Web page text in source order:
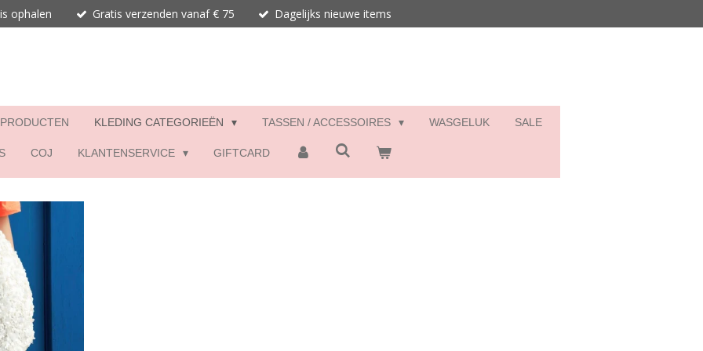
ophalen Gratis verzenden vanaf € 75 Dagelijks nieuwe items
KLEDING CATEGORIEËN TASSEN / ACCESSOIRES WASGELUK SALE
COJ KLANTENSERVICE GIFTCARD